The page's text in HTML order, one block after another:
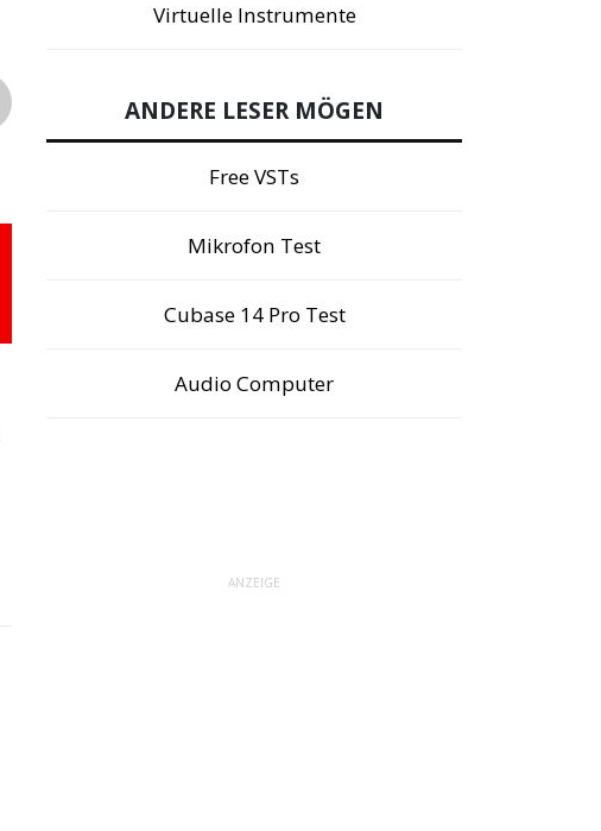
Virtuelle Instrumente
ANDERE LESER MÖGEN
Free VSTs
Mikrofon Test
Cubase 14 Pro Test
Audio Computer
ANZEIGE